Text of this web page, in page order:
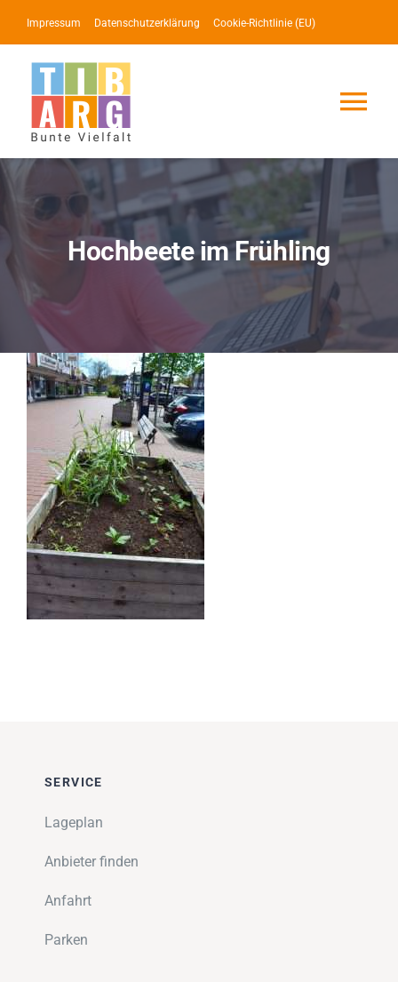
Inhalt
springen
Impressum Datenschutzerklärung Cookie-Richtlinie (EU)
Lotse
Service
Events
Impressionen
Über uns
SUCHE
NACH:
Hochbeete im Frühling
SERVICE
Lageplan
Anbieter finden
Anfahrt
Parken